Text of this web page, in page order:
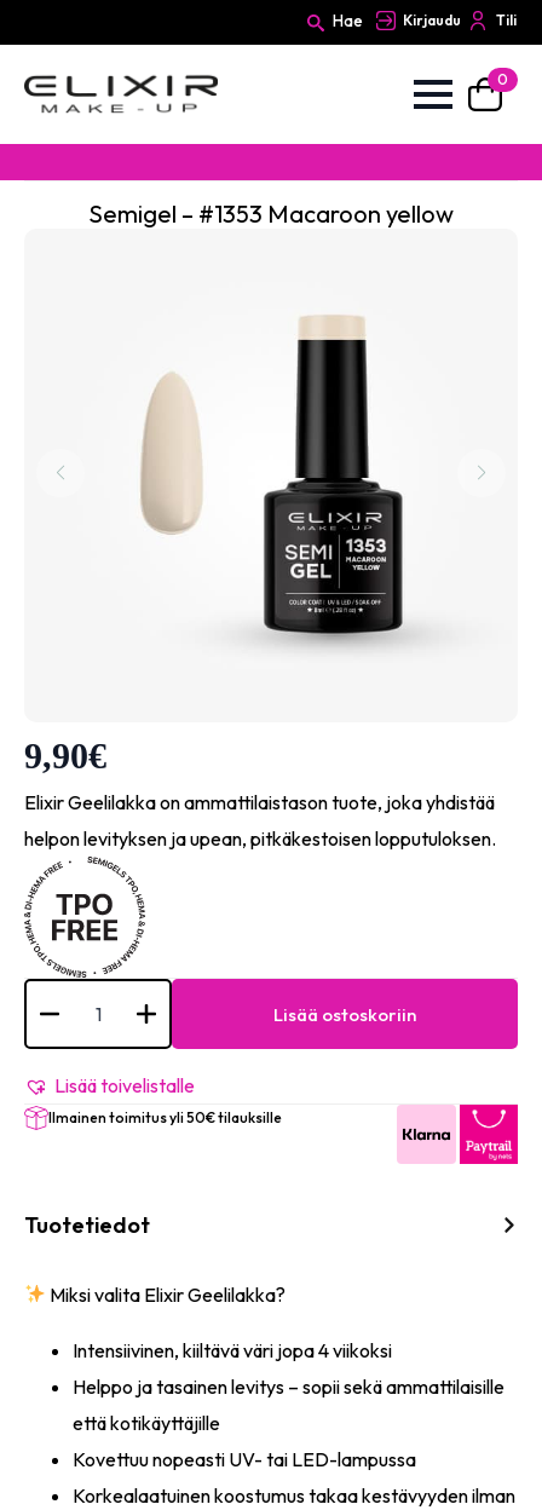
Hae Kirjaudu Tili
0
Semigel – #1353 Macaroon yellow
9,90€
Elixir Geelilakka on ammattilaistason tuote, joka yhdistää
helpon levityksen ja upean, pitkäkestoisen lopputuloksen.
Semigel
Macaroon
määrä
Lisää ostoskoriin
Lisää toivelistalle
Ilmainen toimitus yli 50€ tilauksille
Tuotetiedot
Miksi valita Elixir Geelilakka?
Intensiivinen, kiiltävä väri jopa 4 viikoksi
Helppo ja tasainen levitys – sopii sekä ammattilaisille
että kotikäyttäjille
Kovettuu nopeasti UV- tai LED-lampussa
Korkealaatuinen koostumus takaa kestävyyden ilman